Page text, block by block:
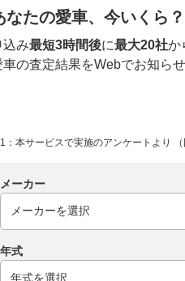
なたの愛車、今いくら？
込み最短3時間後に最大20社か
車の査定結果をWebでお知らせ
：本サービスで実施のアンケートより
メーカー
年式